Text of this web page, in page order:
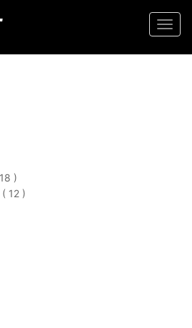
)
12 )